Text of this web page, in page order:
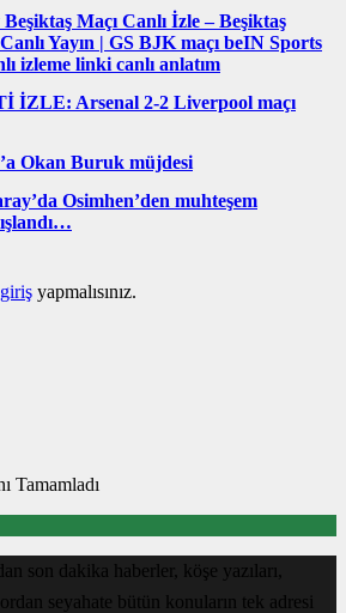
Maçı Canlı İzle – Beşiktaş
Yayın | GS BJK maçı beIN Sports
izleme linki canlı anlatım
İZLE: Arsenal 2-2 Liverpool maçı
Okan Buruk müjdesi
Osimhen’den muhteşem
giriş yapmalısınız.
Tamamladı
son dakika haberler, köşe yazıları,
seyahate bütün konuların tek adresi